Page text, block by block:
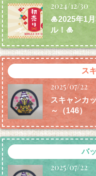
2024/12/30
🎍2025年1
ル！🎍
ス
2025/07/22
スキャンカ
～（146）
バ
2025/07/22